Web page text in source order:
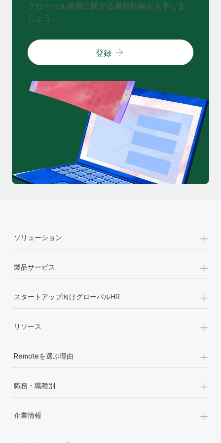
グローバル雇用に関する最新情報を入手しま
しょう。
登録
ソリューション +
製品サービス +
スタートアップ向けグローバルHR +
リソース +
Remoteを選ぶ理由 +
職務・職種別 +
企業情報 +